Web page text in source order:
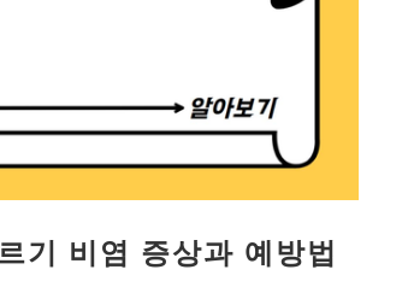
기 비염 증상과 예방법